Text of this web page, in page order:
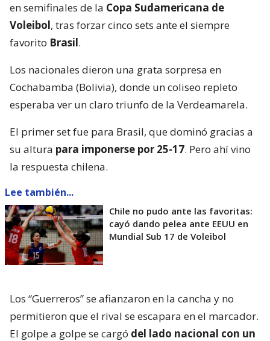
en semifinales de la Copa Sudamericana de
Voleibol, tras forzar cinco sets ante el siempre
favorito Brasil.
Los nacionales dieron una grata sorpresa en
Cochabamba (Bolivia), donde un coliseo repleto
esperaba ver un claro triunfo de la Verdeamarela.
El primer set fue para Brasil, que dominó gracias a
su altura para imponerse por 25-17. Pero ahí vino
la respuesta chilena.
Lee también...
Chile no pudo ante las favoritas:
cayó dando pelea ante EEUU en
Mundial Sub 17 de Voleibol
Los “Guerreros” se afianzaron en la cancha y no
permitieron que el rival se escapara en el marcador.
El golpe a golpe se cargó del lado nacional con un